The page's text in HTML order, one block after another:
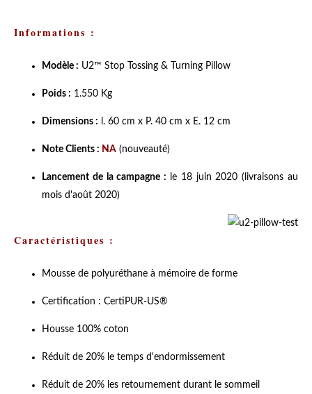
Informations :
Modèle : U2™ Stop Tossing & Turning Pillow
Poids : 1.550 Kg
Dimensions : l. 60 cm x P. 40 cm x E. 12 cm
Note Clients : NA (nouveauté)
Lancement de la campagne :
le 18 juin 2020 (livraisons au
mois d'août 2020)
Caractéristiques :
Mousse de polyuréthane à mémoire de forme
Certification : CertiPUR-US®
Housse 100% coton
Réduit de 20% le temps d'endormissement
Réduit de 20% les retournement durant le sommeil